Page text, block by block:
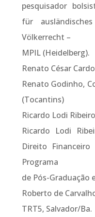
pesquisador
für
Völkerrecht –
MPIL (Heidelberg).
Renato César
Renato Godinho,
(Tocantins)
Ricardo Lodi Ribeiro
Ricardo Lodi
Direito Financeiro
Programa
de Pós-Graduação
Roberto de
TRT5, Salvador/Ba.